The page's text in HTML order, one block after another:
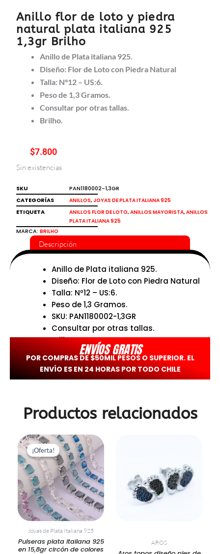
Anillo flor de loto y piedra
natural plata italiana 925
1,3gr Brilho
Anillo de Plata italiana 925.
Diseño: Flor de Loto con Piedra Natural
Talla: Nº12 – US:6.
Peso de 1,3 Gramos.
Consultar por otras tallas.
Brilho.
$7.800
Sin existencias
SKU
PAN1180002-1,3GR
CATEGORÍAS
ANILLOS, JOYAS DE PLATA ITALIANA 925
ETIQUETA ANILLOS FLOR DE LOTO, ANILLOS MAYORISTA, ANILLOS
PLATA ITALIANA 925
MARCA: BRILHO
Descripción
Anillo de Plata italiana 925.
Diseño: Flor de Loto con Piedra Natural
Talla: Nº12 – US:6.
Peso de 1,3 Gramos.
SKU: PAN1180002-1,3GR
Consultar por otras tallas.
Brilho.
ENVÍOS GRATIS
POR COMPRAS DE $50MIL PESOS O SUPERIOR. EL
ENVÍO ES EN 24 HORAS POR TODO CHILE
Productos relacionados
¡Oferta!
¡Oferta!
Joyas de Plata Italiana 925
Pulseras plata italiana 925
en 15,8gr circón de colores
El
precio
original
era:
$167.480.
El
precio
actual
es:
$83.740.
AROS